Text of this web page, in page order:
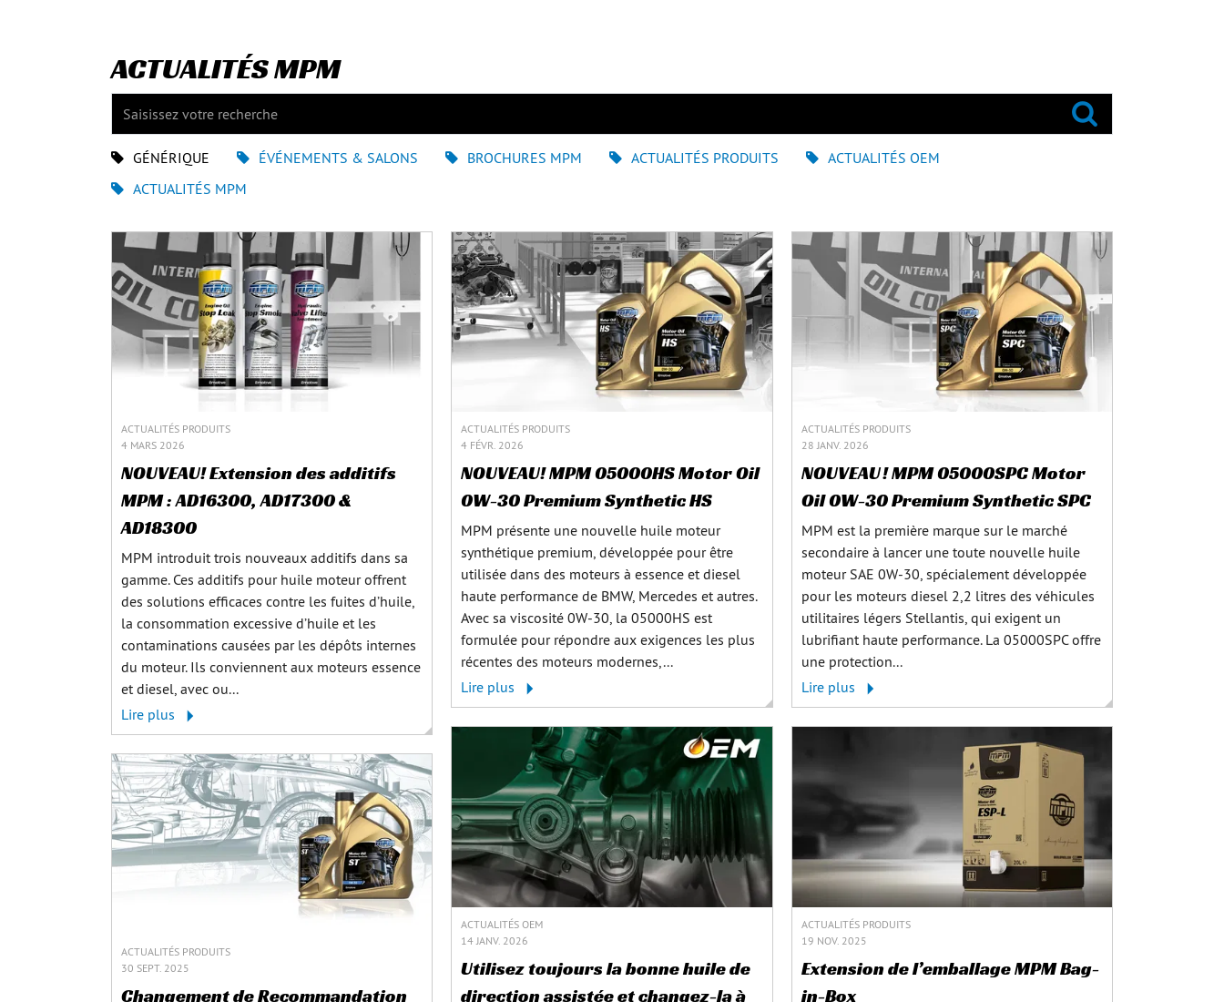
ACTUALITÉS MPM
GÉNÉRIQUE ÉVÉNEMENTS & SALONS BROCHURES MPM ACTUALITÉS PRODUITS
ACTUALITÉS OEM
ACTUALITÉS MPM
ACTUALITÉS PRODUITS
4 MARS 2026
NOUVEAU! Extension des additifs
MPM : AD16300, AD17300 &
AD18300
MPM introduit trois nouveaux additifs dans sa
gamme. Ces additifs pour huile moteur offrent
des solutions efficaces contre les fuites d’huile,
la consommation excessive d’huile et les
contaminations causées par les dépôts internes
du moteur. Ils conviennent aux moteurs essence
et diesel, avec ou...
Lire plus
ACTUALITÉS PRODUITS
4 FÉVR. 2026
NOUVEAU! MPM 05000HS Motor Oil
0W-30 Premium Synthetic HS
MPM présente une nouvelle huile moteur
synthétique premium, développée pour être
utilisée dans des moteurs à essence et diesel
haute performance de BMW, Mercedes et autres.
Avec sa viscosité 0W‑30, la 05000HS est
formulée pour répondre aux exigences les plus
récentes des moteurs modernes,...
Lire plus
ACTUALITÉS PRODUITS
28 JANV. 2026
NOUVEAU ! MPM 05000SPC Motor
Oil 0W-30 Premium Synthetic SPC
MPM est la première marque sur le marché
secondaire à lancer une toute nouvelle huile
moteur SAE 0W‑30, spécialement développée
pour les moteurs diesel 2,2 litres des véhicules
utilitaires légers Stellantis, qui exigent un
lubrifiant haute performance. La 05000SPC offre
une protection...
Lire plus
ACTUALITÉS OEM
14 JANV. 2026
Utilisez toujours la bonne huile de
direction assistée et changez-la à
ACTUALITÉS PRODUITS
19 NOV. 2025
Extension de l’emballage MPM Bag-
in-Box
ACTUALITÉS PRODUITS
30 SEPT. 2025
Changement de Recommandation